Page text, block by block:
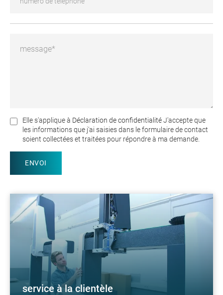
Elle s'applique à Déclaration de confidentialitéJ'accepte que
les informations que j'ai saisies dans le formulaire de contact
soient collectées et traitées pour répondre à ma demande.
service à la clientèle